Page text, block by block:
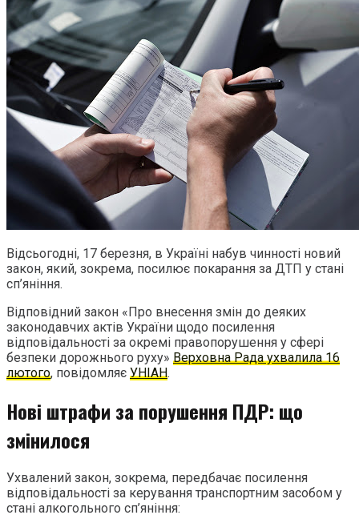
Відсьогодні, 17 березня, в Україні набув чинності новий
закон, який, зокрема, посилює покарання за ДТП у стані
сп’яніння.
Відповідний закон «Про внесення змін до деяких
законодавчих актів України щодо посилення
відповідальності за окремі правопорушення у сфері
безпеки дорожнього руху» Верховна Рада ухвалила 16
лютого, повідомляє УНІАН.
Нові штрафи за порушення ПДР: що
змінилося
Ухвалений закон, зокрема, передбачає посилення
відповідальності за керування транспортним засобом у
стані алкогольного сп’яніння: